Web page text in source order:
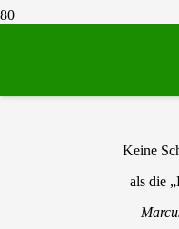
Keine
als die